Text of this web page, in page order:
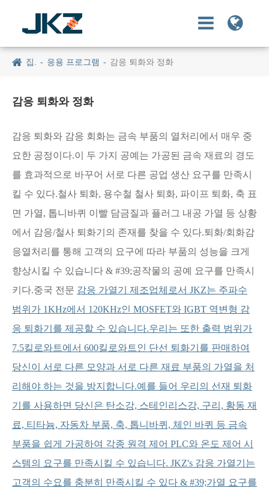
집. 응용 프로그램 감응 퇴화와 정화
감응 퇴화와 정화
감응 퇴화와 감응 회화는 금속 부품의 열처리에서 매우 중
요한 공정이다.이 두 가지 공예는 가공된 금속 재료의 경도
를 효과적으로 바꾸어 서로 다른 공업 생산 요구를 만족시
킬 수 있다.철사 퇴화, 용수철 철사 퇴화, 파이프 퇴화, 축 표
면 가열, 톱니바퀴 이빨 담금질과 플러그 내공 가열 등 상황
에서 감응/철사 퇴화기의 존재를 찾을 수 있다.퇴화/회화감
응열처리를 통해 고객의 요구에 따라 부품의 성능을 크게
향상시킬 수 있습니다 & #39;공작물의 공예 요구를 만족시
키다.중국 전문 감응 가열기 제조업체로서 JKZ는 주파수
범위가 1KHz에서 120KHz인 MOSFET와 IGBT 역변형 감
응 퇴화기를 제공할 수 있습니다.우리는 또한 출력 범위가
7.5킬로와트에서 600킬로와트인 단선 퇴화기를 판매하여
당신이 서로 다른 모양과 서로 다른 재료 부품의 가열을 처
리해야 하는 것을 방지합니다.예를 들어 우리의 선재 퇴화
기를 사용하면 당신은 탄소강, 스테인리스강, 구리, 황동 재
료, 티타늄, 자동차 부품, 축, 톱니바퀴, 체인 바퀴 등 금속
부품을 쉽게 가공하여 각종 원격 제어 PLC와 온도 제어 시
스템의 요구를 만족시킬 수 있습니다. JKZ's 감응 가열기는
고객의 수요를 충분히 만족시킬 수 있다 & #39;가열 요구를